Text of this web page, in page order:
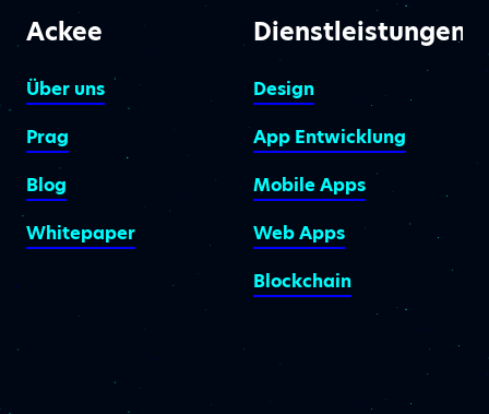
Ackee
Über uns
Prag
Blog
Whitepaper
Dienstleistungen
Design
App Entwicklung
Mobile Apps
Web Apps
Blockchain